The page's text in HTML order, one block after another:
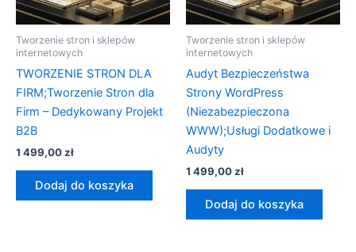
Tworzenie stron i sklepów
internetowych
TWORZENIE STRON DLA
FIRM;Tworzenie Stron dla
Firm – Dedykowany Projekt
B2B
1 499,00zł
Dodaj do koszyka
Tworzenie stron i sklepów
internetowych
Audyt Bezpieczeństwa
Strony WordPress
(Niezabezpieczona
WWW);Usługi Dodatkowe i
Audyty
1 499,00zł
Dodaj do koszyka